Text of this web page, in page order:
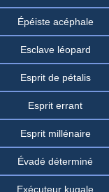
Épéiste acéphale
Esclave léopard
Esprit de pétalis
Esprit errant
Esprit millénaire
Évadé déterminé
Exécuteur kugale